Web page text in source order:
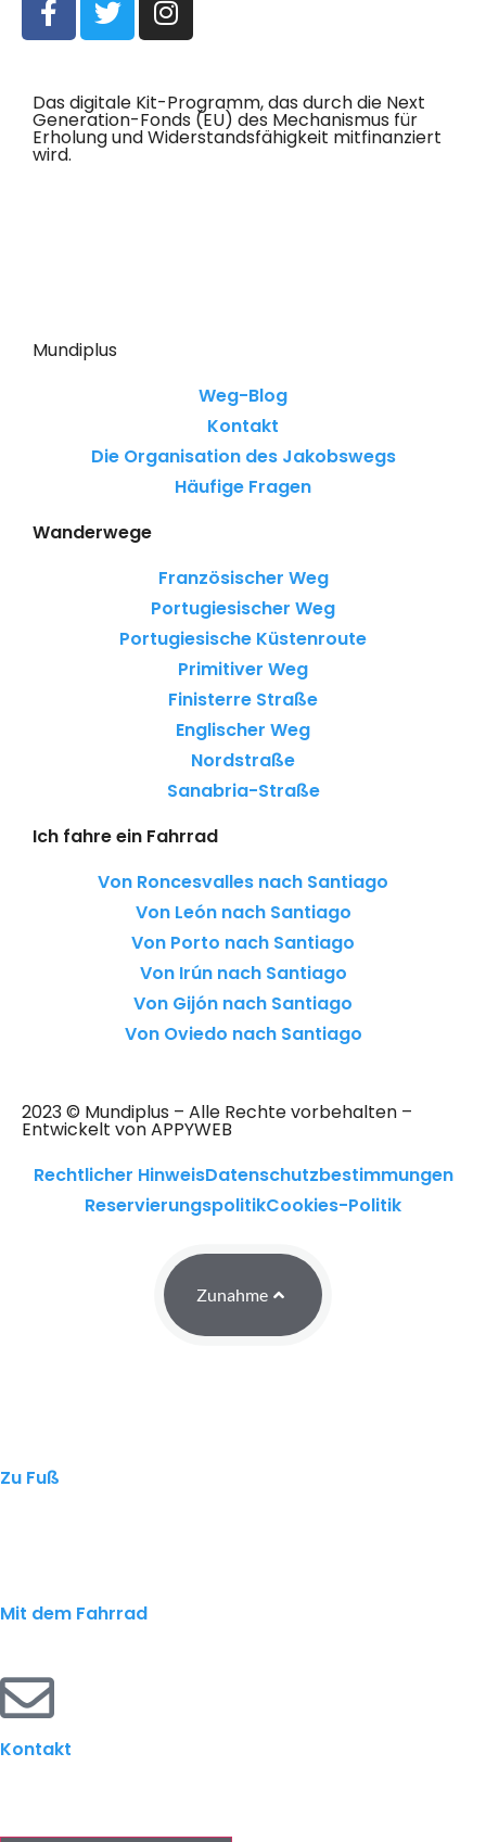
Das digitale Kit-Programm, das durch die Next
Generation-Fonds (EU) des Mechanismus für
Erholung und Widerstandsfähigkeit mitfinanziert
wird.
Mundiplus
Weg-Blog
Kontakt
Die Organisation des Jakobswegs
Häufige Fragen
Wanderwege
Französischer Weg
Portugiesischer Weg
Portugiesische Küstenroute
Primitiver Weg
Finisterre Straße
Englischer Weg
Nordstraße
Sanabria-Straße
Ich fahre ein Fahrrad
Von Roncesvalles nach Santiago
Von León nach Santiago
Von Porto nach Santiago
Von Irún nach Santiago
Von Gijón nach Santiago
Von Oviedo nach Santiago
2023 © Mundiplus – Alle Rechte vorbehalten –
Entwickelt von APPYWEB
Rechtlicher HinweisDatenschutzbestimmungen
ReservierungspolitikCookies-Politik
Zunahme
Zu Fuß
Mit dem Fahrrad
Kontakt